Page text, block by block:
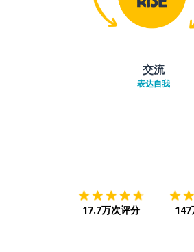
交流
表达自我
17.7万次评分 147